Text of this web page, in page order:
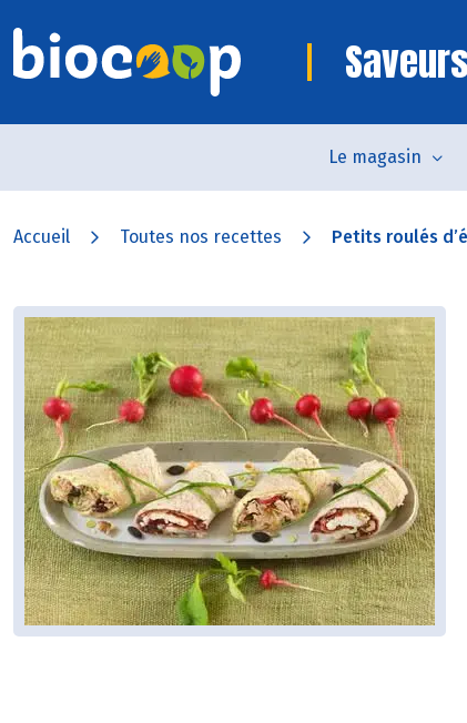
Le magasin
Accueil Toutes nos recettes Petits roulés